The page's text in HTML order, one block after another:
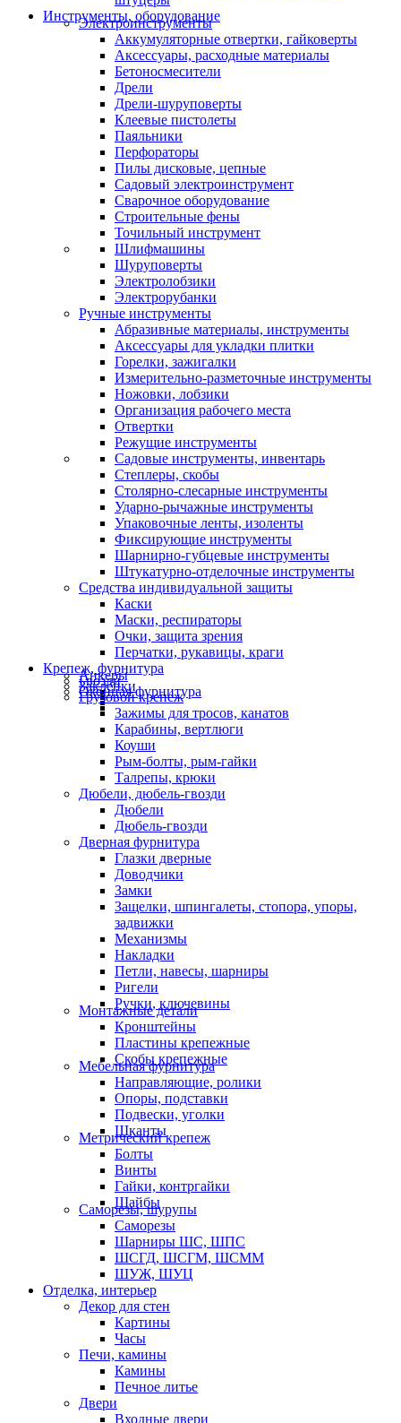
Инструменты, оборудование
Электроинструменты
Аккумуляторные отвертки, гайковерты
Аксессуары, расходные материалы
Бетоносмесители
Дрели
Дрели-шуруповерты
Клеевые пистолеты
Паяльники
Перфораторы
Пилы дисковые, цепные
Садовый электроинструмент
Сварочное оборудование
Строительные фены
Точильный инструмент
Шлифмашины
Шуруповерты
Электролобзики
Электрорубанки
Ручные инструменты
Абразивные материалы, инструменты
Аксессуары для укладки плитки
Горелки, зажигалки
Измерительно-разметочные инструменты
Ножовки, лобзики
Организация рабочего места
Отвертки
Режущие инструменты
Садовые инструменты, инвентарь
Степлеры, скобы
Столярно-слесарные инструменты
Ударно-рычажные инструменты
Упаковочные ленты, изоленты
Фиксирующие инструменты
Шарнирно-губцевые инструменты
Штукатурно-отделочные инструменты
Средства индивидуальной защиты
Каски
Маски, респираторы
Очки, защита зрения
Перчатки, рукавицы, краги
Крепеж, фурнитура
Анкеры
Гвозди
Заклепки
Оконная фурнитура
Грузовой крепеж
Зажимы для тросов, канатов
Карабины, вертлюги
Коуши
Рым-болты, рым-гайки
Талрепы, крюки
Дюбели, дюбель-гвозди
Дюбели
Дюбель-гвозди
Дверная фурнитура
Глазки дверные
Доводчики
Замки
Защелки, шпингалеты, стопора, упоры,
задвижки
Механизмы
Накладки
Петли, навесы, шарниры
Ригели
Ручки, ключевины
Монтажные детали
Кронштейны
Пластины крепежные
Скобы крепежные
Мебельная фурнитура
Направляющие, ролики
Опоры, подставки
Подвески, уголки
Шканты
Метрический крепеж
Болты
Винты
Гайки, контргайки
Шайбы
Саморезы, шурупы
Саморезы
Шарниры ШС, ШПС
ШСГД, ШСГМ, ШСММ
ШУЖ, ШУЦ
Отделка, интерьер
Декор для стен
Картины
Часы
Печи, камины
Камины
Печное литье
Двери
Входные двери